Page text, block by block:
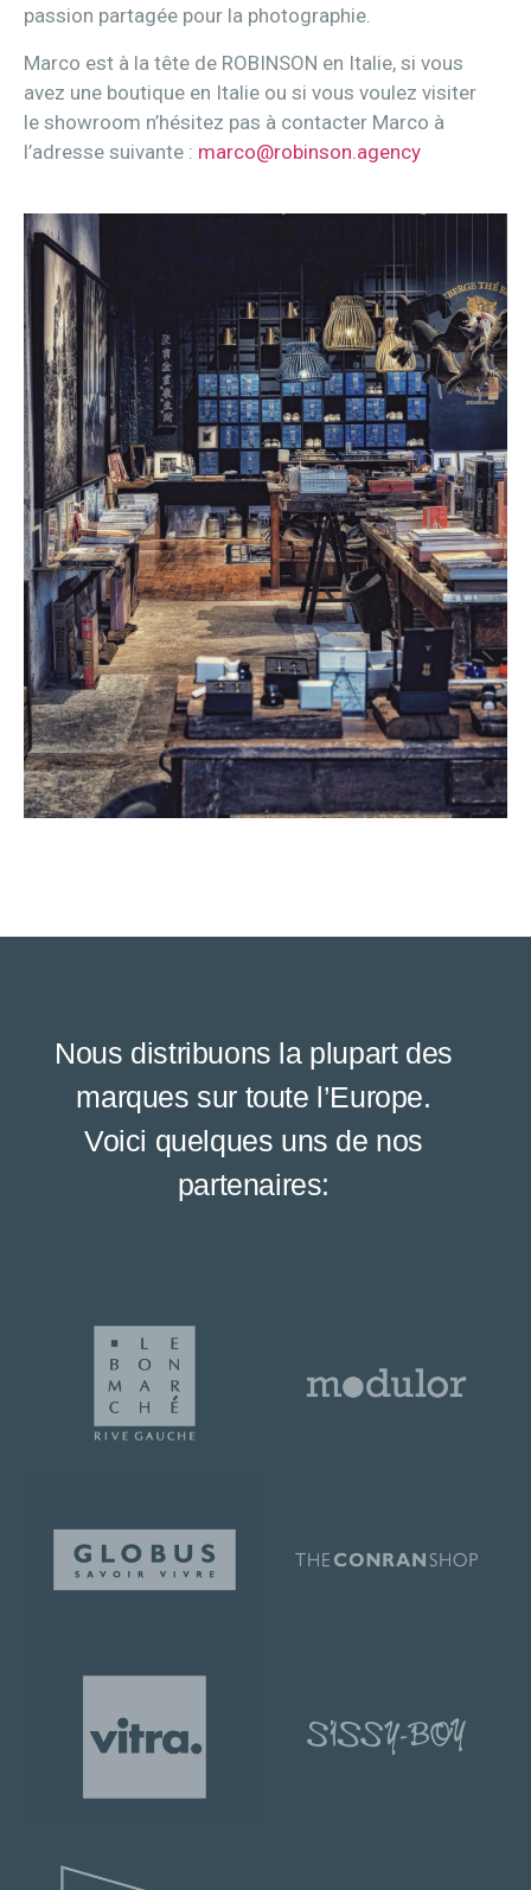
passion partagée pour la photographie.
Marco est à la tête de ROBINSON en Italie, si vous
avez une boutique en Italie ou si vous voulez visiter
le showroom n’hésitez pas à contacter Marco à
l’adresse suivante : marco@robinson.agency
Nous distribuons la plupart des
marques sur toute l’Europe.
Voici quelques uns de nos
partenaires: